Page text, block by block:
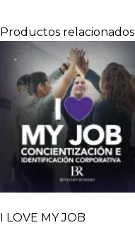
Productos relacionados
I LOVE MY JOB